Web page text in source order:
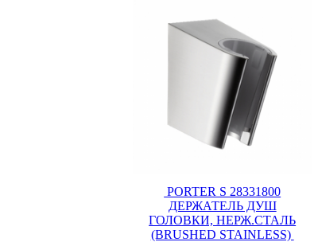
PORTER S 28331800
ДЕРЖАТЕЛЬ ДУШ
ГОЛОВКИ, НЕРЖ.СТАЛЬ
(BRUSHED STAINLESS)